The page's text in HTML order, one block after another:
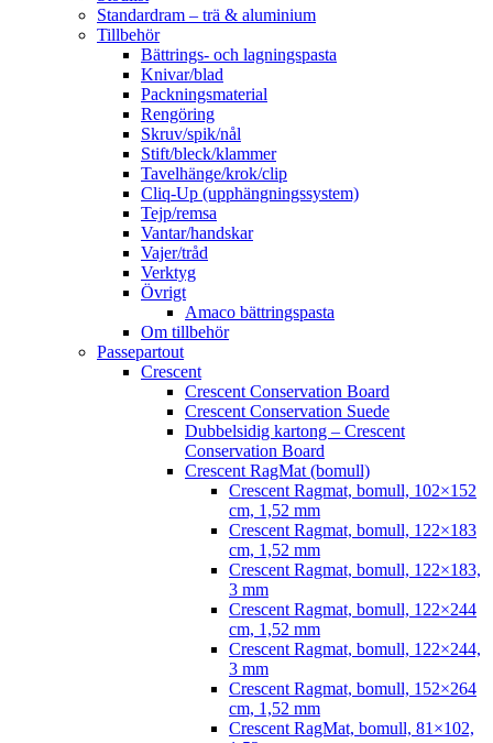
Standardram – trä & aluminium
Tillbehör
Bättrings- och lagningspasta
Knivar/blad
Packningsmaterial
Rengöring
Skruv/spik/nål
Stift/bleck/klammer
Tavelhänge/krok/clip
Cliq-Up (upphängningssystem)
Tejp/remsa
Vantar/handskar
Vajer/tråd
Verktyg
Övrigt
Amaco bättringspasta
Om tillbehör
Passepartout
Crescent
Crescent Conservation Board
Crescent Conservation Suede
Dubbelsidig kartong – Crescent
Conservation Board
Crescent RagMat (bomull)
Crescent Ragmat, bomull, 102×152
cm, 1,52 mm
Crescent Ragmat, bomull, 122×183
cm, 1,52 mm
Crescent Ragmat, bomull, 122×183,
3 mm
Crescent Ragmat, bomull, 122×244
cm, 1,52 mm
Crescent Ragmat, bomull, 122×244,
3 mm
Crescent Ragmat, bomull, 152×264
cm, 1,52 mm
Crescent RagMat, bomull, 81×102,